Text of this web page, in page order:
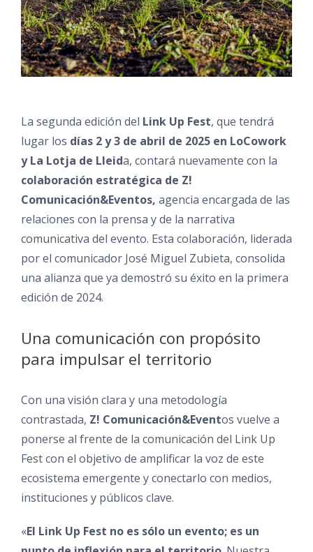
La segunda edición del Link Up Fest, que tendrá
lugar los días 2 y 3 de abril de 2025 en LoCowork
y La Lotja de Lleida, contará nuevamente con la
colaboración estratégica de Z!
Comunicación&Eventos, agencia encargada de las
relaciones con la prensa y de la narrativa
comunicativa del evento. Esta colaboración, liderada
por el comunicador José Miguel Zubieta, consolida
una alianza que ya demostró su éxito en la primera
edición de 2024.
Una comunicación con propósito
para impulsar el territorio
Con una visión clara y una metodología
contrastada, Z! Comunicación&Eventos vuelve a
ponerse al frente de la comunicación del Link Up
Fest con el objetivo de amplificar la voz de este
ecosistema emergente y conectarlo con medios,
instituciones y públicos clave.
«El Link Up Fest no es sólo un evento; es un